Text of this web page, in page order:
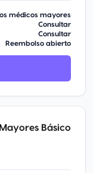
médicos mayores
Consultar
Consultar
Reembolso abierto
Básico